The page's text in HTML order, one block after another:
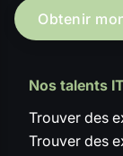
Obtenir
Nos talents
Trouver des
Trouver des